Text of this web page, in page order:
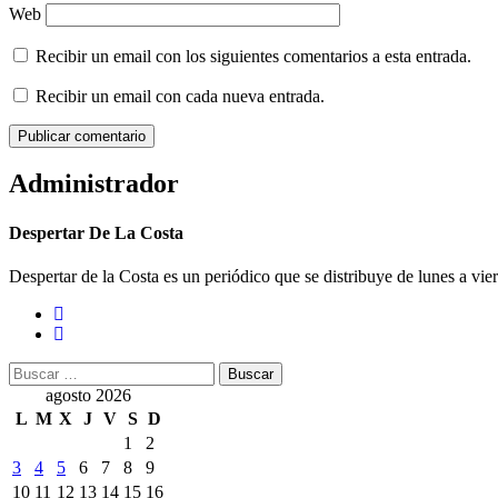
Web
Recibir un email con los siguientes comentarios a esta entrada.
Recibir un email con cada nueva entrada.
Administrador
Despertar De La Costa
Despertar de la Costa es un periódico que se distribuye de lunes a
Buscar:
agosto 2026
L M X J V S D
1
2
3
4 5 6 7 8
9
10 11 12 13 14 15 16